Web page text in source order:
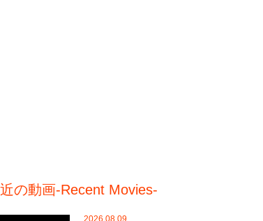
の動画-Recent Movies-
2026.08.09